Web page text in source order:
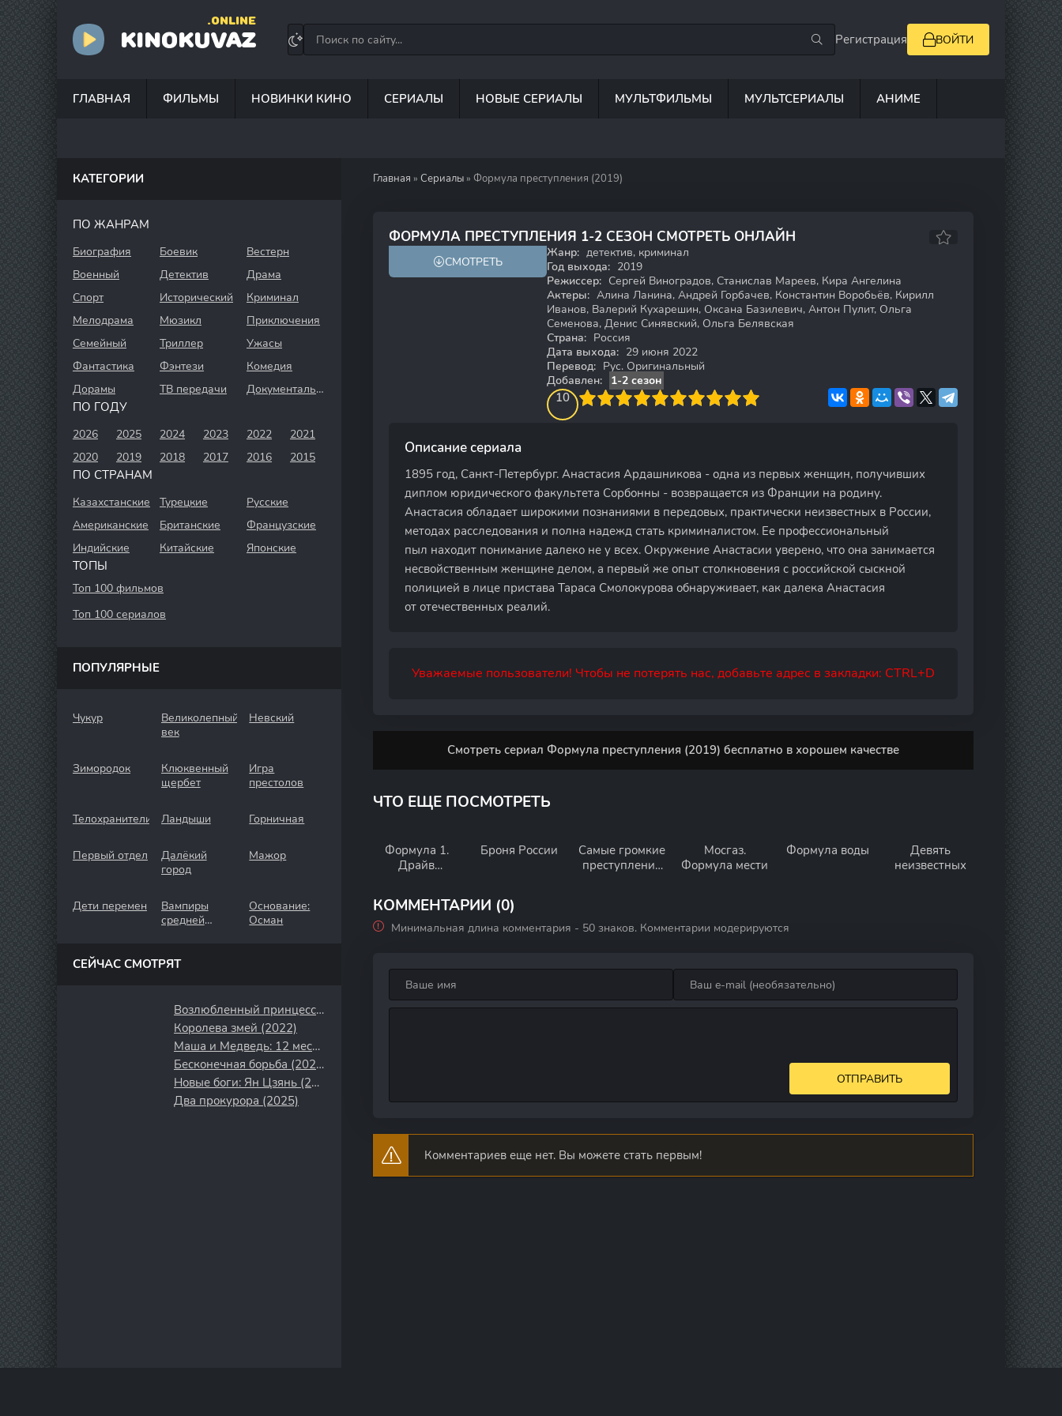
KINOKUVAZ
.ONLINE
Регистрация ВОЙТИ
ГЛАВНАЯ ФИЛЬМЫ НОВИНКИ КИНО СЕРИАЛЫ НОВЫЕ СЕРИАЛЫ МУЛЬТФИЛЬМЫ МУЛЬТСЕРИАЛЫ АНИМЕ
Главная » Сериалы » Формула преступления (2019)
ФОРМУЛА ПРЕСТУПЛЕНИЯ 1-2 СЕЗОН СМОТРЕТЬ ОНЛАЙН
8.4
СМОТРЕТЬ
Жанр: детектив, криминал
Год выхода: 2019
Режиссер: Сергей Виноградов, Станислав Мареев, Кира Ангелина
Актеры: Алина Ланина, Андрей Горбачев, Константин Воробьёв, Кирилл
Иванов, Валерий Кухарешин, Оксана Базилевич, Антон Пулит, Ольга
Семенова, Денис Синявский, Ольга Белявская
Страна: Россия
Дата выхода: 29 июня 2022
Перевод: Рус. Оригинальный
Добавлен:
1-2 сезон
10
4 5 6 7 8 9 10
Описание сериала
1895 год, Санкт-Петербург. Анастасия Ардашникова - одна из первых женщин, получивших
диплом юридического факультета Сорбонны - возвращается из Франции на родину.
Анастасия обладает широкими познаниями в передовых, практически неизвестных в России,
методах расследования и полна надежд стать криминалистом. Ее профессиональный
пыл находит понимание далеко не у всех. Окружение Анастасии уверено, что она занимается
несвойственным женщине делом, а первый же опыт столкновения с российской сыскной
полицией в лице пристава Тараса Смолокурова обнаруживает, как далека Анастасия
от отечественных реалий.
Уважаемые пользователи! Чтобы не потерять нас, добавьте адрес в закладки: CTRL+D
Смотреть сериал Формула преступления (2019) бесплатно в хорошем качестве
ЧТО ЕЩЕ ПОСМОТРЕТЬ
Формула 1.
Драйв
Броня России
Самые громкие
преступления
Мосгаз.
Формула мести
Формула воды
Девять
неизвестных
КОММЕНТАРИИ (0)
Минимальная длина комментария - 50 знаков. Комментарии модерируются
ОТПРАВИТЬ
Комментариев еще нет. Вы можете стать первым!
КАТЕГОРИИ
ПО ЖАНРАМ
Биография Боевик
Вестерн
Военный
Детектив
Драма
Спорт
Исторический
Криминал
Мелодрама
Мюзикл
Приключения
Семейный
Триллер
Ужасы
Фантастика
Фэнтези
Комедия
Дорамы
ТВ передачи Документальный
ПО ГОДУ
2026 2025 2024 2023 2022
2021
2020
2019 2018 2017 2016 2015
ПО СТРАНАМ
Казахстанские Турецкие
Русские
Американские
Британские
Французские
Индийские
Китайские Японские
ТОПЫ
Топ 100 фильмов
Топ 100 сериалов
ПОПУЛЯРНЫЕ
Чукур
Великолепный
век
Невский
Зимородок
Клюквенный
щербет
Игра
престолов
Телохранители Ландыши Горничная
Первый отдел
Далёкий
город
Мажор
Дети перемен
Вампиры
средней
Основание:
Осман
СЕЙЧАС СМОТРЯТ
Возлюбленный принцессы (2011)
Королева змей (2022)
Маша и Медведь: 12 месяцев (2022)
Бесконечная борьба (2023)
Новые боги: Ян Цзянь (2022)
Два прокурора (2025)